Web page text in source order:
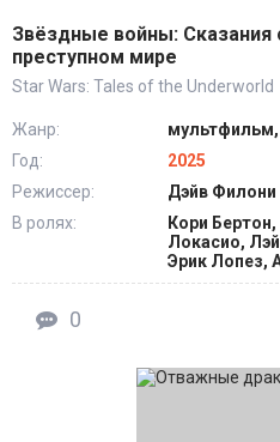
Звёздные войны: Сказания
преступном мире
Star Wars: Tales of the Underworld
Жанр:
мультфильм,
Год:
2025
Режиссер:
Дэйв Филони
В ролях:
Кори
Локасио,
Эрик Лопез,
0